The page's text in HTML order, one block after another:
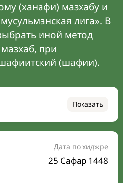
(ханафи) мазхабу и
лига». В
иной метод
при
(шафии).
Показать
на сегодня
Дата по хиджре
25 Сафар 1448